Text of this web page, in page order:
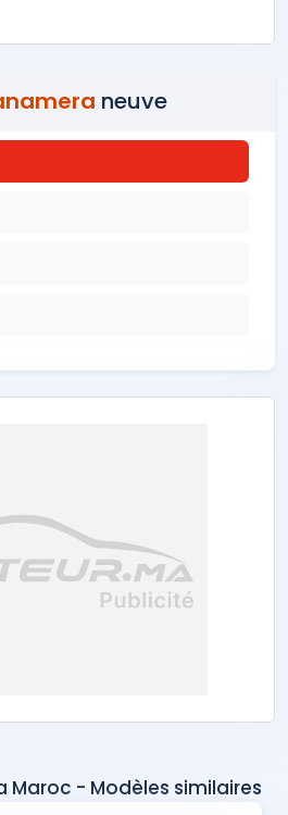
neuve
Maroc - Modèles similaires